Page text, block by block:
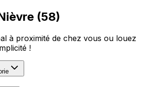
(58)
à proximité de chez vous ou louez
!